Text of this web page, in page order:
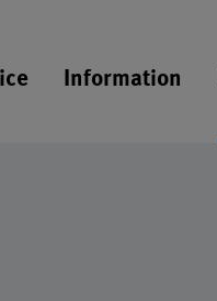
Information